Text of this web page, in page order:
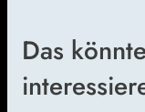
Das